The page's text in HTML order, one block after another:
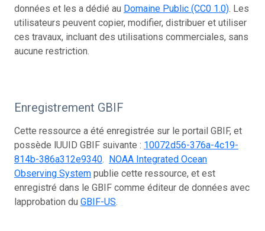
données et les a dédié au Domaine Public (CC0 1.0). Les
utilisateurs peuvent copier, modifier, distribuer et utiliser
ces travaux, incluant des utilisations commerciales, sans
aucune restriction.
Enregistrement GBIF
Cette ressource a été enregistrée sur le portail GBIF, et
possède lUUID GBIF suivante : 10072d56-376a-4c19-
814b-386a312e9340. NOAA Integrated Ocean
Observing System publie cette ressource, et est
enregistré dans le GBIF comme éditeur de données avec
lapprobation du GBIF-US.